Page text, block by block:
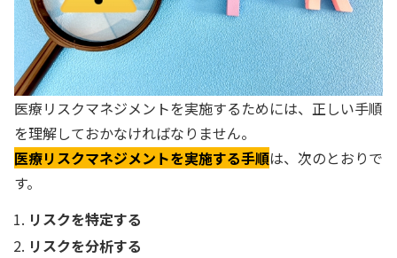
医療リスクマネジメントを実施するためには、正しい手順
を理解しておかなければなりません。
医療リスクマネジメントを実施する手順は、次のとおりで
す。
リスクを特定する
リスクを分析する